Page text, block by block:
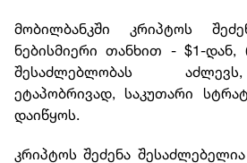
მობილბანკში კრიპტოს
ნებისმიერი თანხით - $1-დან,
შესაძლებლობას
ეტაპობრივად, საკუთარი
დაიწყოს.
კრიპტოს შეძენა